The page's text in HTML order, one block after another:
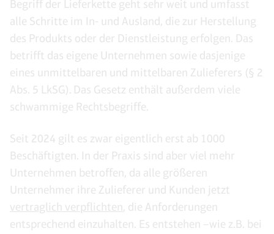
Begriff der Lieferkette geht sehr weit und umfasst
alle Schritte im In- und Ausland, die zur Herstellung
des Produkts oder der Dienstleistung erfolgen. Das
betrifft das eigene Unternehmen sowie dasjenige
eines unmittelbaren und mittelbaren Zulieferers (§ 2
Abs. 5 LkSG). Das Gesetz enthält außerdem viele
schwammige Rechtsbegriffe.
Seit 2024 gilt es zwar eigentlich erst ab 1000
Beschäftigten. In der Praxis sind aber viel mehr
Unternehmen betroffen, da alle größeren
Unternehmer ihre Zulieferer und Kunden jetzt
vertraglich verpflichten, die Anforderungen
entsprechend einzuhalten. Es entstehen –wie z.B. bei